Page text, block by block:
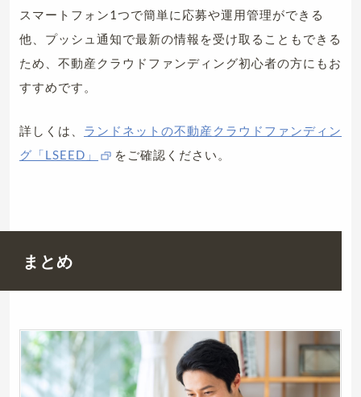
スマートフォン1つで簡単に応募や運用管理ができる
他、プッシュ通知で最新の情報を受け取ることもできる
ため、不動産クラウドファンディング初心者の方にもお
すすめです。
詳しくは、 ランドネットの不動産クラウドファンディン
グ「LSEED」
をご確認ください。
まとめ